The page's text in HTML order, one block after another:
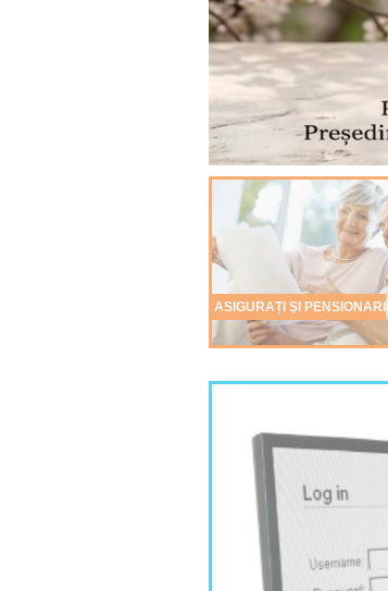
pentru cei
dragi!
viitorul din
timp!
ASIGURAȚI ŞI PENSIONARI